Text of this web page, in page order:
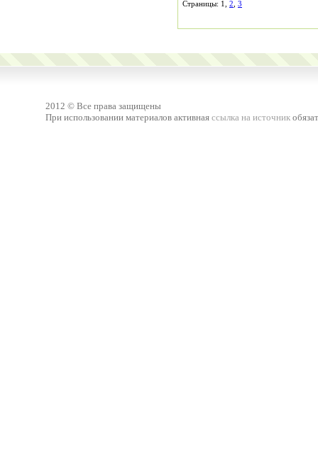
Страницы: 1, 2 3
2012 © Все права защищены
При использовании материалов активная ссылка на источник